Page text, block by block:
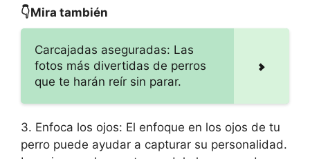
👇Mira también
Carcajadas aseguradas: Las
fotos más divertidas de perros
que te harán reír sin parar.
3. Enfoca los ojos: El enfoque en los ojos de tu
perro puede ayudar a capturar su personalidad.